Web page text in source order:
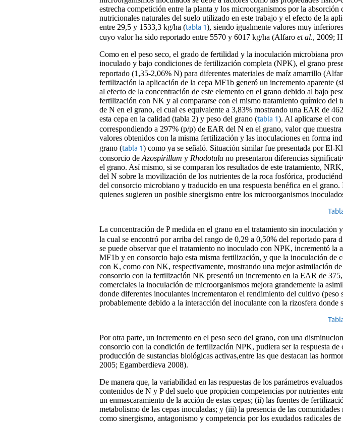
estrecha competición entre la planta y los microorganismos por la
nutricionales naturales del suelo utilizado en este trabajo y el efecto de la
entre 29,5 y 1533,3 kg/ha (tabla 1), siendo igualmente valores muy
cuyo valor ha sido reportado entre 5570 y 6017 kg/ha (Alfaro et al., 2009;
Como en el peso seco, el grado de fertilidad y la inoculación microbiana
inoculado y bajo condiciones de fertilización completa (NPK), el grano
reportado (1,35-2,06% N) para diferentes materiales de maíz amarrillo
fertilización la aplicación de la cepa MF1b generó un incremento
al efecto de la concentración de este elemento en el grano debido al bajo
fertilización con NK y al compararse con el mismo tratamiento químico del
de N en el grano, el cual es equivalente a 3,83% mostrando una EAR de
esta cepa en la calidad (tabla 2) y peso del grano (tabla 1). Al aplicarse el
correspondiendo a 297% (p/p) de EAR del N en el grano, valor que
valores obtenidos con la misma fertilización y las inoculaciones en forma
grano (tabla 1) como ya se señaló. Situación similar fue presentada por El-
consorcio de Azospirillum y Rhodotula no presentaron diferencias
el grano. Así mismo, si se comparan los resultados de este tratamiento,
del N sobre la movilización de los nutrientes de la roca fosfórica,
del consorcio microbiano y traducido en una respuesta benéfica en el
quienes sugieren un posible sinergismo entre los microorganismos
La concentración de P medida en el grano en el tratamiento sin
la cual se encontró por arriba del rango de 0,29 a 0,50% del reportado para
se puede observar que el tratamiento no inoculado con NPK, incrementó la
MF1b y en consorcio bajo esta misma fertilización, y que la inoculación
con K, como con NK, respectivamente, mostrando una mejor asimilación
consorcio con la fertilización NK presentó un incremento en la EAR de
comerciales la inoculación de microorganismos mejora grandemente la
donde diferentes inoculantes incrementaron el rendimiento del cultivo
probablemente debido a la interacción del inoculante con la rizosfera donde
Por otra parte, un incremento en el peso seco del grano, con una
consorcio con la condición de fertilización NPK, pudiera ser la respuesta
producción de sustancias biológicas activas,entre las que destacan las
2005; Egamberdieva 2008).
De manera que, la variabilidad en las respuestas de los parámetros
contenidos de N y P del suelo que propicien competencias por nutrientes
un enmascaramiento de la acción de estas cepas; (ii) las fuentes de
metabolismo de las cepas inoculadas; y (iii) la presencia de las
como sinergismo, antagonismo y competencia por los exudados radicales